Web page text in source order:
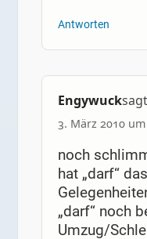
Antworten
Engywuck
3. März 2010
noch
hat „darf“
„darf“ noch
Umzug/